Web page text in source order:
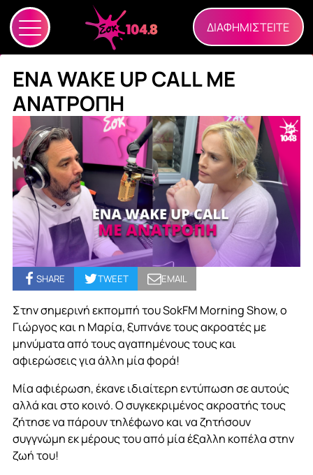
ΔΙΑΦΗΜΙΣΤΕΙΤΕ
ΕΝΑ WAKE UP CALL ΜΕ
ΑΝΑΤΡΟΠΗ
SHARE TWEET EMAIL
Στην σημερινή εκπομπή του SokFM Morning Show, o
Γιώργος και η Μαρία, ξυπνάνε τους ακροατές με
μηνύματα από τους αγαπημένους τους και
αφιερώσεις για άλλη μία φορά!
Μία αφιέρωση, έκανε ιδιαίτερη εντύπωση σε αυτούς
αλλά και στο κοινό. Ο συγκεκριμένος ακροατής τους
ζήτησε να πάρουν τηλέφωνο και να ζητήσουν
συγγνώμη εκ μέρους του από μία έξαλλη κοπέλα στην
ζωή του!